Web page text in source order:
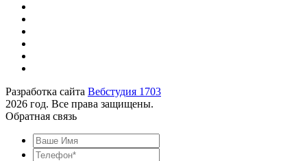
Разработка сайта Вебстудия 1703
2026 год. Все права защищены.
Обратная связь